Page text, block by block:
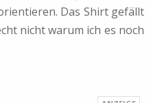
Das Shirt gefällt
nicht warum ich es noch